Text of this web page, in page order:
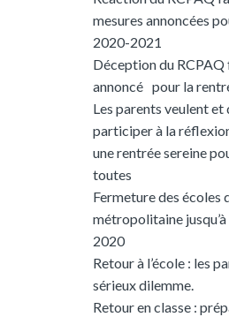
mesures annoncées
2020-2021
Déception du RCPAQ
annoncé pour la
Les parents veulent
participer à la
une rentrée sereine
toutes
Fermeture des écoles
métropolitaine
2020
Retour à l’école : les
sérieux dilemme.
Retour en classe :